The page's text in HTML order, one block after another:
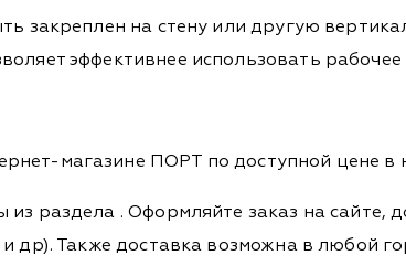
закреплен на стену или другую
эффективнее использовать рабочее
магазине ПОРТ по доступной цене в
из раздела . Оформляйте заказ на сайте,
др). Также доставка возможна в любой